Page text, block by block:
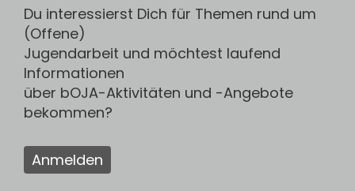
Du interessierst Dich für Themen rund um
(Offene)
Jugendarbeit und möchtest laufend
Informationen
über bOJA-Aktivitäten und -Angebote
bekommen?
Anmelden